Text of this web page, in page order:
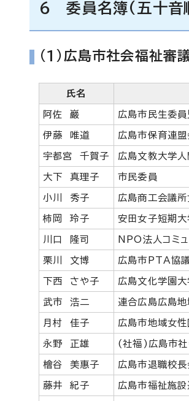
6 委員名簿(五十音
(1)広島市社会福祉審
氏名
阿佐 巖 広島市民生委
伊藤 唯道 広島市保育連盟
宇都宮 千賀子 広島文教大学
大下 真理子 市民委員
小川 秀子 広島商工会議
柿岡 玲子 安田女子短期
川口 隆司 NPO法人コミ
栗川 文博 広島市PTA協
下西 さや子 広島文化学園
武市 浩二 連合広島広島
月村 佳子 広島市地域女
永野 正雄 (社福)広島市社
檜谷 美惠子 広島市退職校
藤井 紀子 広島市福祉施